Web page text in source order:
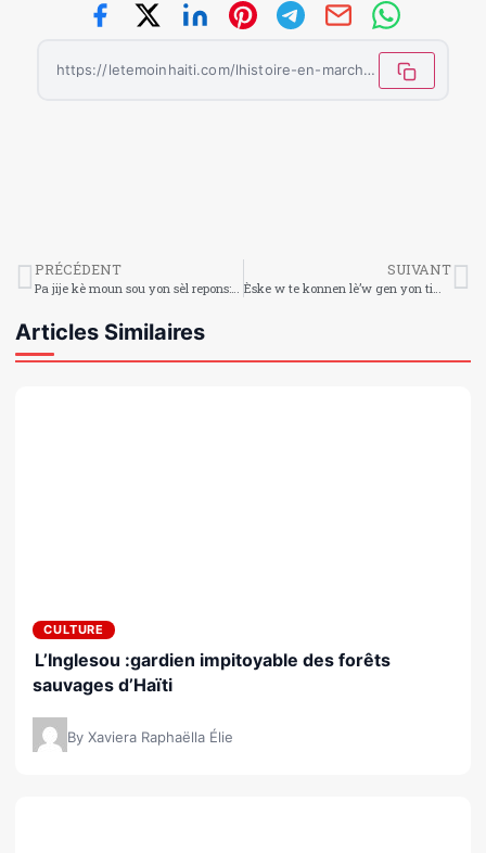
https://letemoinhaiti.com/lhistoire-en-marche-au-vatican-un-pape-venu-des-etats-unis/
PRÉCÉDENT
Pa jije kè moun sou yon sèl repons: se pa tout ‘non’ ki soti nan move kè
SUIVANT
Èske w te konnen lè’w gen yon timoun ou dwe achte yon bèt sou non li (Menm ou menm ki granmoun)?
Articles Similaires
CULTURE
L’Inglesou :gardien impitoyable des forêts
sauvages d’Haïti
By Xaviera Raphaëlla Élie